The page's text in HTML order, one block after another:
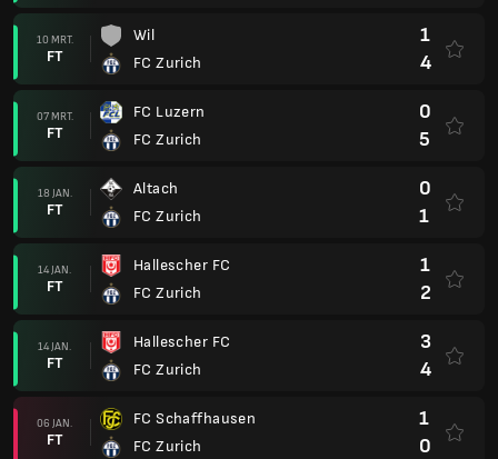
10 MRT.
FT
Wil
FC Zurich
1
4
07 MRT.
FT
FC Luzern
FC Zurich
0
5
18 JAN.
FT
Altach
FC Zurich
0
1
14 JAN.
FT
Hallescher FC
FC Zurich
1
2
14 JAN.
FT
Hallescher FC
FC Zurich
3
4
06 JAN.
FT
FC Schaffhausen
FC Zurich
1
0